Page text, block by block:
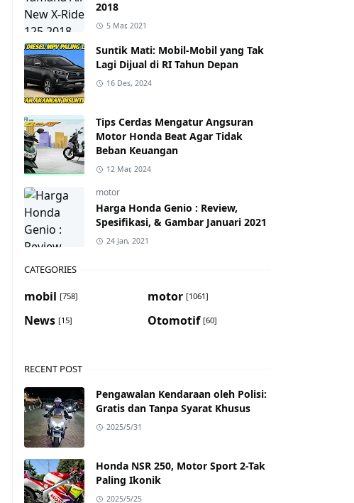
2018
5 Mar, 2021
Suntik Mati: Mobil-Mobil yang Tak
Lagi Dijual di RI Tahun Depan
16 Des, 2024
Tips Cerdas Mengatur Angsuran
Motor Honda Beat Agar Tidak
Beban Keuangan
12 Mar, 2024
motor
Harga Honda Genio : Review,
Spesifikasi, & Gambar Januari 2021
24 Jan, 2021
CATEGORIES
mobil [758] motor [1061]
News [15] Otomotif [60]
RECENT POST
Pengawalan Kendaraan oleh Polisi:
Gratis dan Tanpa Syarat Khusus
2025/5/31
Honda NSR 250, Motor Sport 2-Tak
Paling Ikonik
2025/5/25